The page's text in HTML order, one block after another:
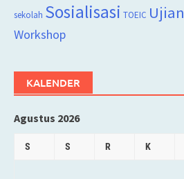
sekolah Sosialisasi TOEIC Ujian
Workshop
KALENDER
Agustus 2026
S S R K